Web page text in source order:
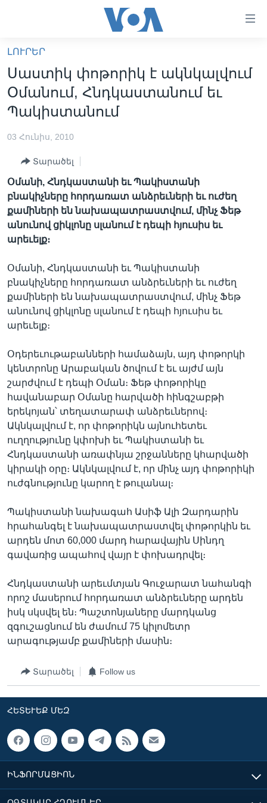
հիմնական
բովանդակությանը
անցնել
բովանդակությանը
բովանդակություն
ԼՈՒՐԵՐ
ՍՓՅՈՒՌՔ
IN ENGLISH
ՄԵՐ ՄԱՍԻՆ
«ԱՄԵՐԻԿԱՅԻ ՁԱՅՆ»-Ի ԿԱՆՈՆԱԴՐՈՒԹՅՈՒՆ
ԿԱՊ ՄԵԶ ՀԵՏ
ՈՒԿՐԱԻՆԱԿԱՆ ՊԱՏԵՐԱԶՄ
Learning English
Լեզուներ
ԼՈՒՐԵՐ
Սաստիկ փոթորիկ է ակնկալվում
Օմանում, Հնդկաստանում եւ
Պակիստանում
03 Հունիս, 2010
Տարածել
Օմանի, Հնդկաստանի եւ Պակիստանի
բնակիչները հորդառատ անձրեւների եւ ուժեղ
քամիների են նախապատրաստվում, մինչ Ֆեթ
անունով ցիկլոնը սլանում է դեպի հյուսիս եւ
արեւելք։
Օմանի, Հնդկաստանի եւ Պակիստանի
բնակիչները հորդառատ անձրեւների եւ ուժեղ
քամիների են նախապատրաստվում, մինչ Ֆեթ
անունով ցիկլոնը սլանում է դեպի հյուսիս եւ
արեւելք։
Օդերեւութաբանների համաձայն, այդ փոթորկի
կենտրոնը Արաբական ծովում է եւ այժմ այն
շարժվում է դեպի Օման։ Ֆեթ փոթորիկը
հավանաբար Օմանը հարվածի հինգշաբթի
երեկոյան՝ տեղատարափ անձրեւներով։
Ակնկալվում է, որ փոթորիկն այնուհետեւ
ուղղությունը կփոխի եւ Պակիստանի եւ
Հնդկաստանի առափնյա շրջանները կհարվածի
կիրակի օրը։ Ակնկալվում է, որ մինչ այդ փոթորիկի
ուժգնությունը կարող է թուլանալ։
Պակիստանի նախագահ Ասիֆ Ալի Զարդարին
հրահանգել է նախապատրաստվել փոթորկին եւ
արդեն մոտ 60,000 մարդ հարավային Սինդղ
գավառից ապահով վայր է փոխադրվել։
Հնդկաստանի արեւմտյան Գուջարատ նահանգի
որոշ մասերում հորդառատ անձրեւները արդեն
իսկ սկսվել են։ Պաշտոնյաները մարդկանց
զգուշացնում են ժամում 75 կիլոմետր
արագությամբ քամիների մասին։
Տարածել Follow us
ՀԵՏԵՒԵՔ ՄԵԶ
ԻՆՖՈՐՄԱՑԻՈՆ